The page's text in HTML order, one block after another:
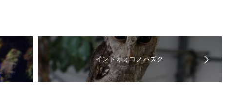
インドオオコノハズク